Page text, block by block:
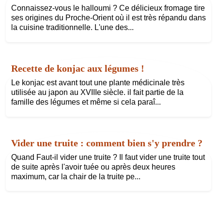
Connaissez-vous le halloumi ? Ce délicieux fromage tire
ses origines du Proche-Orient où il est très répandu dans
la cuisine traditionnelle. L'une des...
Recette de konjac aux légumes !
Le konjac est avant tout une plante médicinale très
utilisée au japon au XVIIIe siècle. il fait partie de la
famille des légumes et même si cela paraî...
Vider une truite : comment bien s'y prendre ?
Quand Faut-il vider une truite ? Il faut vider une truite tout
de suite après l'avoir tuée ou après deux heures
maximum, car la chair de la truite pe...